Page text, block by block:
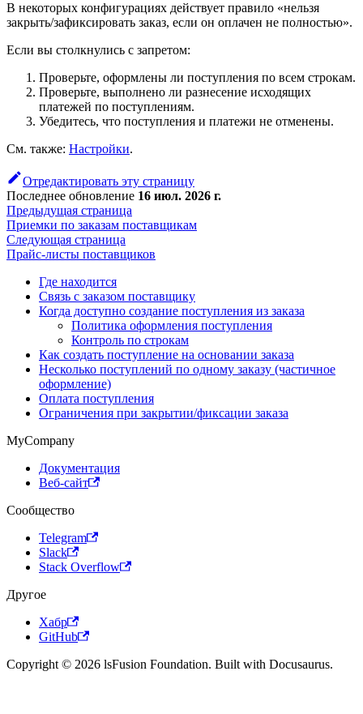
В некоторых конфигурациях действует правило «нельзя
закрыть/зафиксировать заказ, если он оплачен не полностью».
Если вы столкнулись с запретом:
Проверьте, оформлены ли поступления по всем строкам.
Проверьте, выполнено ли разнесение исходящих
платежей по поступлениям.
Убедитесь, что поступления и платежи не отменены.
См. также: Настройки.
Отредактировать эту страницу
Последнее обновление 16 июл. 2026 г.
Предыдущая страница
Приемки по заказам поставщикам
Следующая страница
Прайс-листы поставщиков
Где находится
Связь с заказом поставщику
Когда доступно создание поступления из заказа
Политика оформления поступления
Контроль по строкам
Как создать поступление на основании заказа
Несколько поступлений по одному заказу (частичное
оформление)
Оплата поступления
Ограничения при закрытии/фиксации заказа
MyCompany
Документация
Веб-сайт
Сообщество
Telegram
Slack
Stack Overflow
Другое
Хабр
GitHub
Copyright © 2026 lsFusion Foundation. Built with Docusaurus.